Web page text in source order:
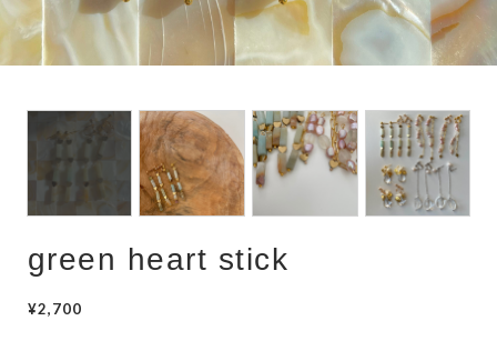
hair accessory
choker
green heart stick
¥2,700